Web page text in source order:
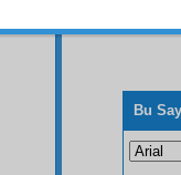
Bu